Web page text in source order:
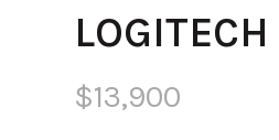
$13,900